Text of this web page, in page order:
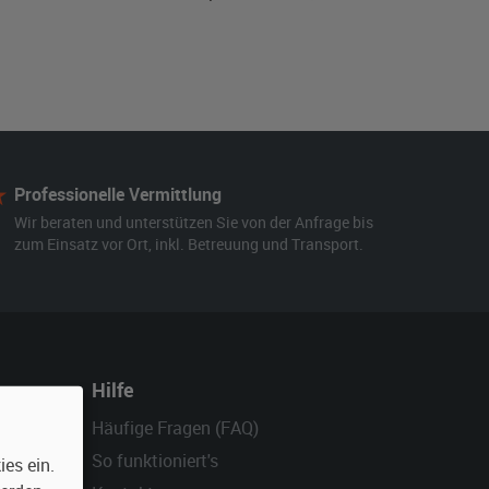
Professionelle Vermittlung
Wir beraten und unterstützen Sie von der Anfrage bis
zum Einsatz vor Ort, inkl. Betreuung und Transport.
Hilfe
Häufige Fragen (FAQ)
So funktioniert's
ein.